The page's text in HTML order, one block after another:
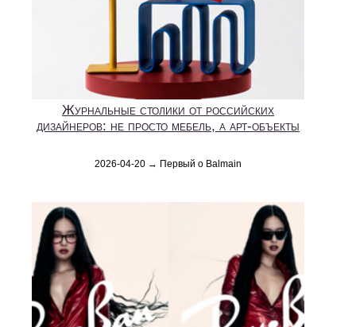
Журнальные столики от российских
дизайнеров: не просто мебель, а арт-объекты
2026-04-20 → Первый о Balmain